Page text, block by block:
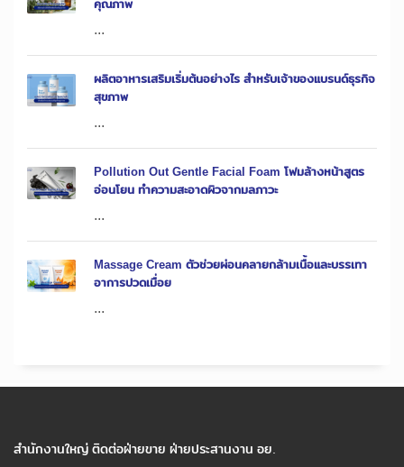
คุณภาพ
...
ผลิตอาหารเสริมเริ่มต้นอย่างไร สำหรับเจ้าของแบรนด์ธุรกิจ
สุขภาพ
...
Pollution Out Gentle Facial Foam โฟมล้างหน้าสูตร
อ่อนโยน ทำความสะอาดผิวจากมลภาวะ
...
Massage Cream ตัวช่วยผ่อนคลายกล้ามเนื้อและบรรเทา
อาการปวดเมื่อย
...
สำนักงานใหญ่ ติดต่อฝ่ายขาย ฝ่ายประสานงาน อย.